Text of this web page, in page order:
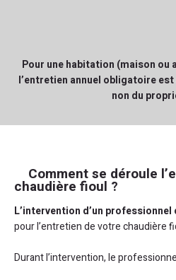
Pour une habitation (maison ou
l’entretien annuel obligatoire
non du
Comment se déroule
chaudière fioul ?
L’intervention d’un
pour l’entretien de votre chaudière
Durant l’intervention, le